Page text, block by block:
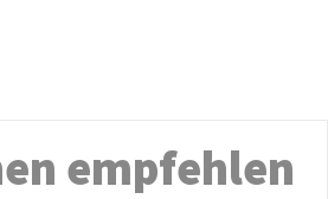
empfehlen